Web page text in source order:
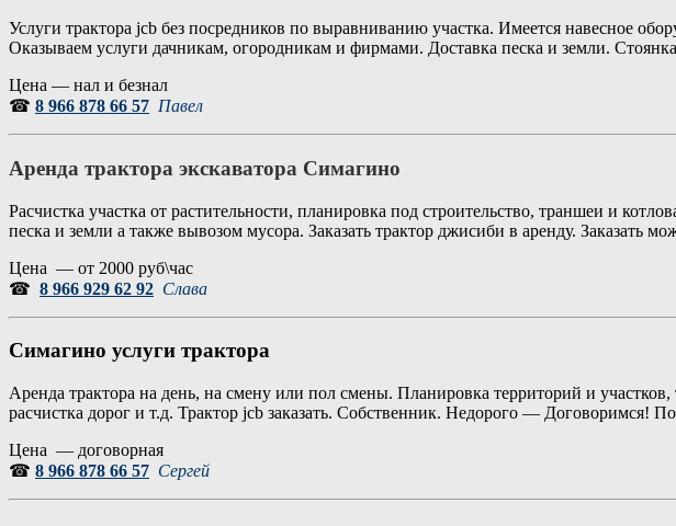
Услуги трактора jcb без посредников по выравниванию участка. Имеется навесное
Оказываем услуги дачникам, огородникам и фирмами. Доставка песка и земли.
Цена — нал и безнал
☎ 8 966 878 66 57 Павел
Аренда трактора экскаватора Симагино
Расчистка участка от растительности, планировка под строительство, траншеи и
песка и земли а также вывозом мусора. Заказать трактор джисиби в аренду. Заказать
Цена — от 2000 руб\час
☎ 8 966 929 62 92 Слава
Симагино услуги трактора
Аренда трактора на день, на смену или пол смены. Планировка территорий и
расчистка дорог и т.д. Трактор jcb заказать. Собственник. Недорого — Договоримся!
Цена — договорная
☎ 8 966 878 66 57 Сергей